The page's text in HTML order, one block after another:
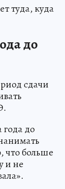
туда, куда
до
сдачи
года до
что больше
и не